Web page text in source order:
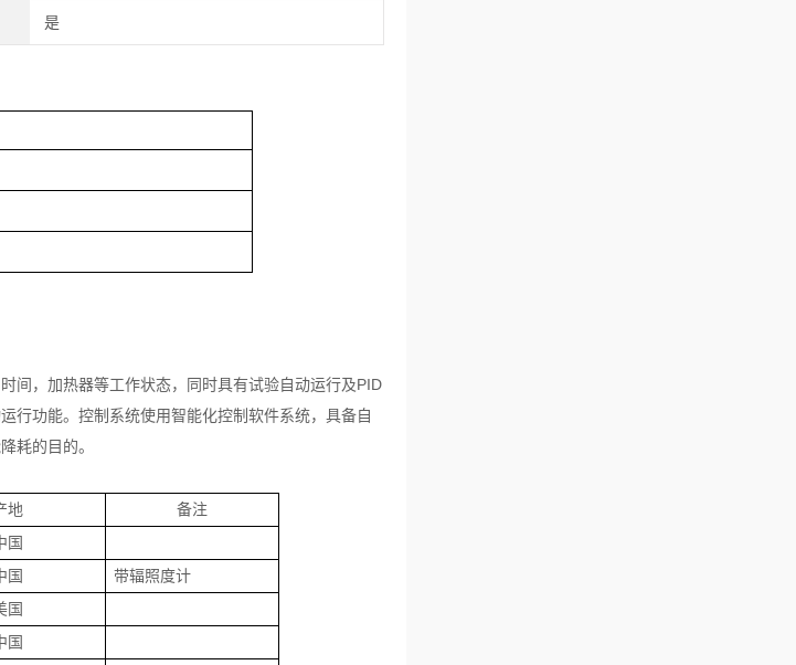
是
间，加热器等工作状态，同时具有试验自动运行及PID
行功能。控制系统使用智能化控制软件系统，具备自
耗的目的。
地
备注
国
国
带辐照度计
国
国